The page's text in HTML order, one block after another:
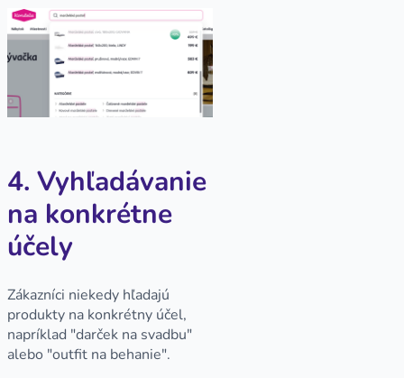
4. Vyhľadávanie
na konkrétne
účely
Zákazníci niekedy hľadajú
produkty na konkrétny účel,
napríklad "darček na svadbu"
alebo "outfit na behanie".